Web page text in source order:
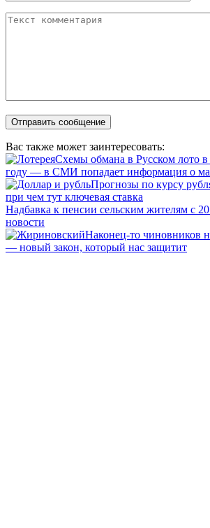
Вас также может заинтересовать:
Схемы обмана в Русском лото в
году — в СМИ попадает информация о
Прогнозы по курсу
при чем тут ключевая ставка
Надбавка к пенсии сельским жителям с
новости
Наконец-то чиновников
— новый закон, который нас защитит